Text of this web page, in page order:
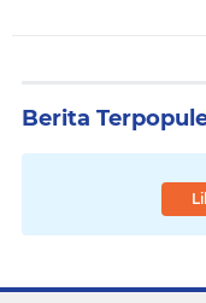
Berita